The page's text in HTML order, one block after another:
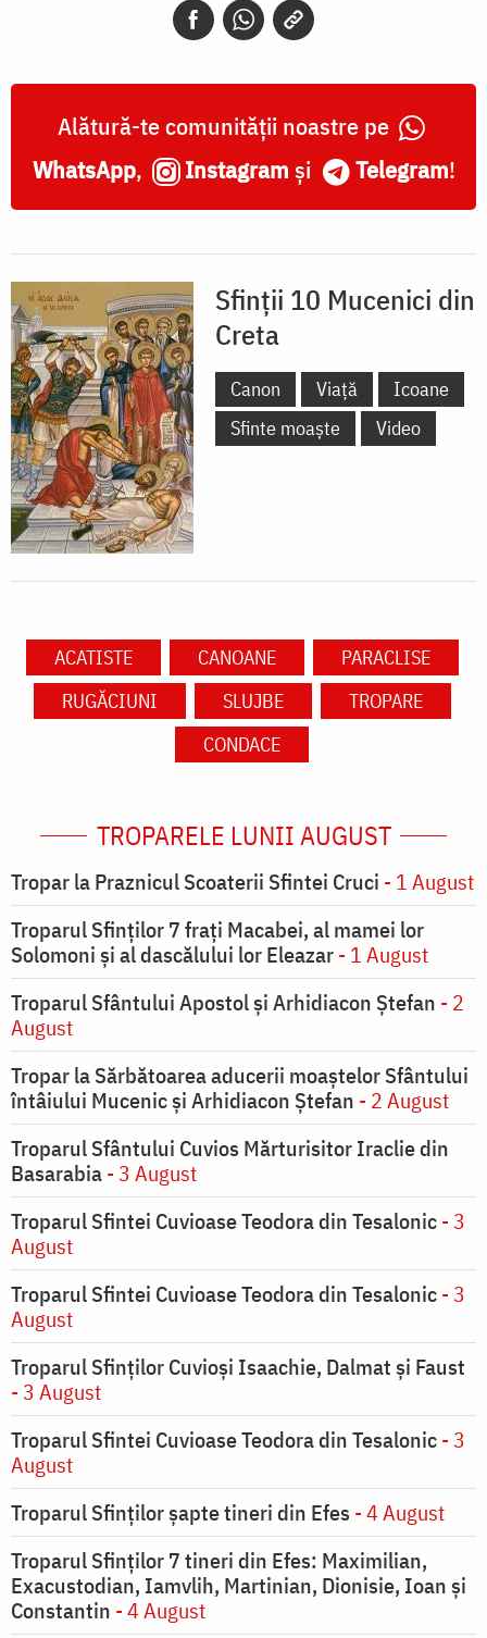
Alătură-te comunității noastre pe
WhatsApp, Instagram și Telegram!
Sfinții 10 Mucenici din
Creta
Canon Viață
Icoane
Sfinte moaște
Video
ACATISTE CANOANE
PARACLISE
RUGĂCIUNI
SLUJBE
TROPARE
CONDACE
TROPARELE LUNII AUGUST
Tropar la Praznicul Scoaterii Sfintei Cruci - 1 August
Troparul Sfinţilor 7 fraţi Macabei, al mamei lor
Solomoni şi al dascălului lor Eleazar- 1 August
Troparul Sfântului Apostol și Arhidiacon Ștefan - 2
August
Tropar la Sărbătoarea aducerii moaştelor Sfântului
întâiului Mucenic şi Arhidiacon Ştefan - 2 August
Troparul Sfântului Cuvios Mărturisitor Iraclie din
Basarabia- 3 August
Troparul Sfintei Cuvioase Teodora din Tesalonic- 3
August
Troparul Sfintei Cuvioase Teodora din Tesalonic- 3
August
Troparul Sfinţilor Cuvioşi Isaachie, Dalmat şi Faust
- 3 August
Troparul Sfintei Cuvioase Teodora din Tesalonic- 3
August
Troparul Sfinţilor şapte tineri din Efes - 4 August
Troparul Sfinţilor 7 tineri din Efes: Maximilian,
Exacustodian, Iamvlih, Martinian, Dionisie, Ioan şi
Constantin - 4 August